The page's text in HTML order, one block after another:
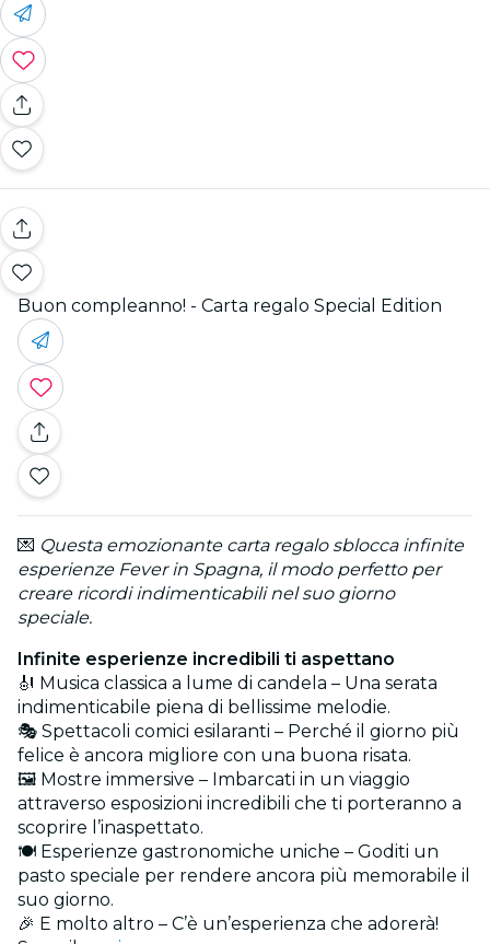
Buon compleanno! - Carta regalo Special Edition
💌 Questa emozionante carta regalo sblocca infinite
esperienze Fever in Spagna, il modo perfetto per
creare ricordi indimenticabili nel suo giorno
speciale.
Infinite esperienze incredibili ti aspettano
🎻 Musica classica a lume di candela – Una serata
indimenticabile piena di bellissime melodie.
🎭 Spettacoli comici esilaranti – Perché il giorno più
felice è ancora migliore con una buona risata.
🖼️ Mostre immersive – Imbarcati in un viaggio
attraverso esposizioni incredibili che ti porteranno a
scoprire l’inaspettato.
🍽️ Esperienze gastronomiche uniche – Goditi un
pasto speciale per rendere ancora più memorabile il
suo giorno.
🎉 E molto altro – C’è un’esperienza che adorerà!